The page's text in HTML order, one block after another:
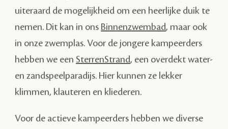
uiteraard de mogelijkheid om een heerlijke duik te
nemen. Dit kan in ons Binnenzwembad, maar ook
in onze zwemplas. Voor de jongere kampeerders
hebben we een SterrenStrand, een overdekt water-
en zandspeelparadijs. Hier kunnen ze lekker
klimmen, klauteren en kliederen.
Voor de actieve kampeerders hebben we diverse